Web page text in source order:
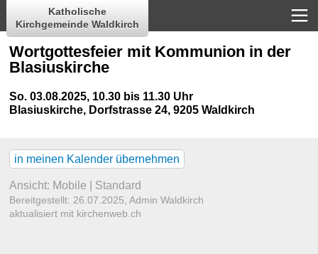
Katholische
Kirchgemeinde Waldkirch
Wortgottesfeier mit Kommunion in der
Blasiuskirche
So. 03.08.2025, 10.30 bis 11.30 Uhr
Blasiuskirche, Dorfstrasse 24, 9205 Waldkirch
in meinen Kalender übernehmen
Ansicht: Mobile Standard
Bereitgestellt: 26.07.2025,Admin Waldkirch
aktualisiert mit kirchenweb.ch